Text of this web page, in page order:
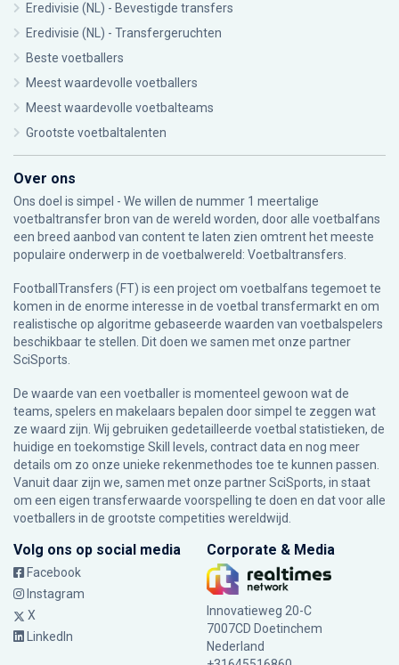
Eredivisie (NL) - Bevestigde transfers
Eredivisie (NL) - Transfergeruchten
Beste voetballers
Meest waardevolle voetballers
Meest waardevolle voetbalteams
Grootste voetbaltalenten
Over ons
Ons doel is simpel - We willen de nummer 1 meertalige
voetbaltransfer bron van de wereld worden, door alle voetbalfans
een breed aanbod van content te laten zien omtrent het meeste
populaire onderwerp in de voetbalwereld: Voetbaltransfers.
FootballTransfers (FT) is een project om voetbalfans tegemoet te
komen in de enorme interesse in de voetbal transfermarkt en om
realistische op algoritme gebaseerde waarden van voetbalspelers
beschikbaar te stellen. Dit doen we samen met onze partner
SciSports
De waarde van een voetballer is momenteel gewoon wat de
teams, spelers en makelaars bepalen door simpel te zeggen wat
ze waard zijn. Wij gebruiken gedetailleerde voetbal statistieken, de
huidige en toekomstige Skill levels, contract data en nog meer
details om zo onze unieke rekenmethodes toe te kunnen passen.
Vanuit daar zijn we, samen met onze partner SciSports, in staat
om een eigen transferwaarde voorspelling te doen en dat voor alle
voetballers in de grootste competities wereldwijd.
Volg ons op social media
Facebook
Instagram
X
LinkedIn
Corporate & Media
Innovatieweg 20-C
7007CD Doetinchem
Nederland